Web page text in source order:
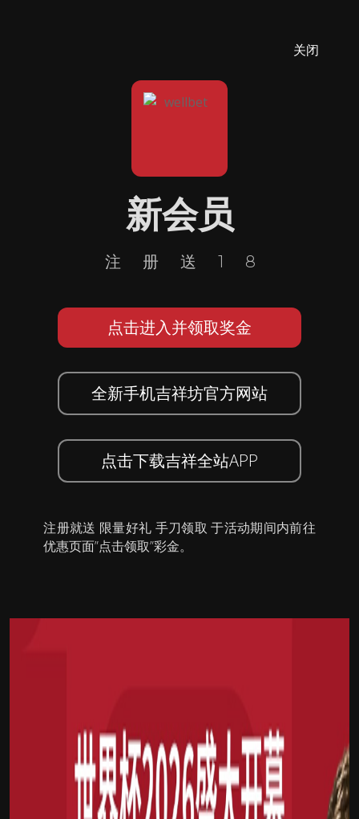
关闭
新会员
注册送18
点击进入并领取奖金
全新手机吉祥坊官方网站
点击下载吉祥全站APP
注册就送 限量好礼 手刀领取 于活动期间内前往
优惠页面”点击领取”彩金。